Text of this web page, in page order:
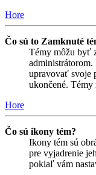
Hore
Čo sú to Zamknuté
Témy môžu byť
administrátorom.
upravovať svoje
ukončené.
Hore
Čo sú ikony tém?
Ikony tém sú
pre vyjadrenie
pokiaľ vám